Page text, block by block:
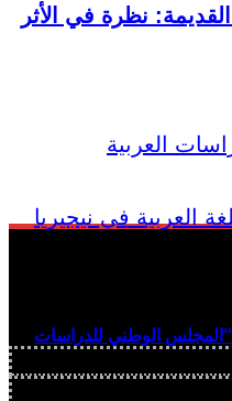
“المجلس الوطني للدراسات
القديمة: نظرة في الأثر